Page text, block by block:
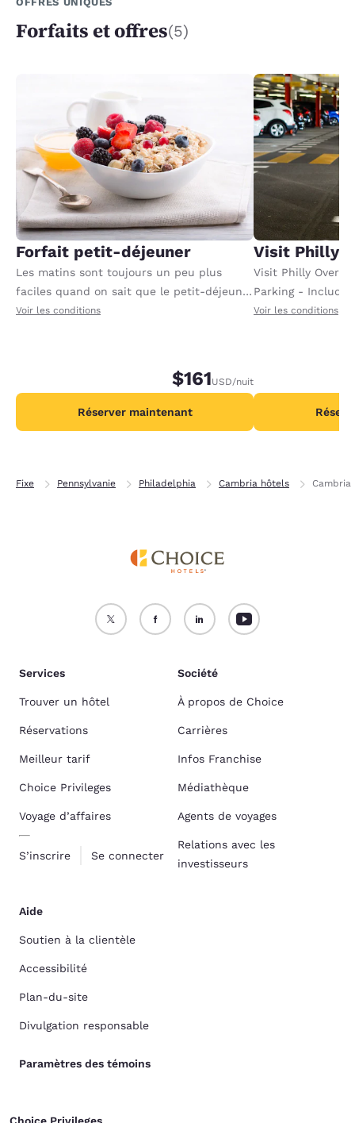
Forfaits et offres(5)
Forfait petit-déjeuner
Les matins sont toujours un peu plus
faciles quand on sait que le petit-déjeuner
nous attend. Ce forfait inclut le petit-
tout adulte ou enfant supplémentaire.
Voir les conditions
$161USD/nuit
Réserver maintenant
Visit Philly
Visit Philly
Parking -
each night
Voir les conditions
Fixe Pennsylvanie Philadelphia Cambria hôtels
Services
Trouver un hôtel
Réservations
Meilleur tarif
Choice Privileges
Voyage d’affaires
S’inscrire Se connecter
Société
À propos de Choice
Carrières
Infos Franchise
Médiathèque
Agents de voyages
Relations avec les
investisseurs
Aide
Soutien à la clientèle
Accessibilité
Plan-du-site
Divulgation responsable
Paramètres des témoins